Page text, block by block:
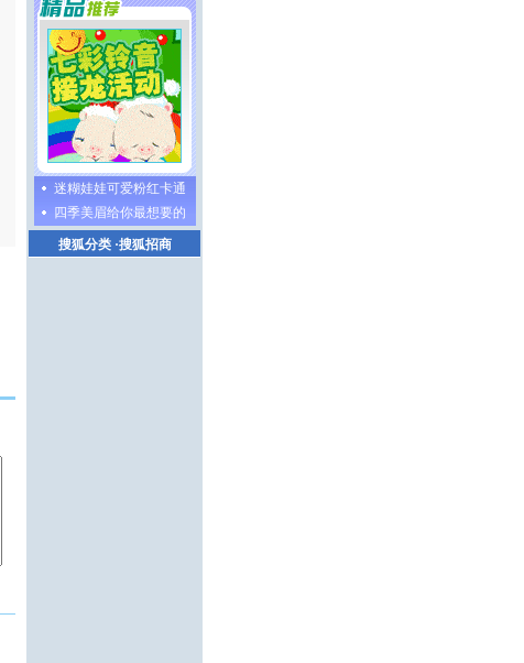
迷糊娃娃可爱粉红卡通
四季美眉给你最想要的
搜狐分类·搜狐招商